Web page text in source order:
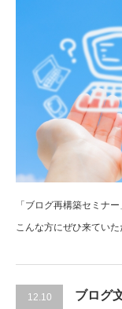
「ブログ再構築セミナ
こんな方にぜひ来てい
12.10
ブログ